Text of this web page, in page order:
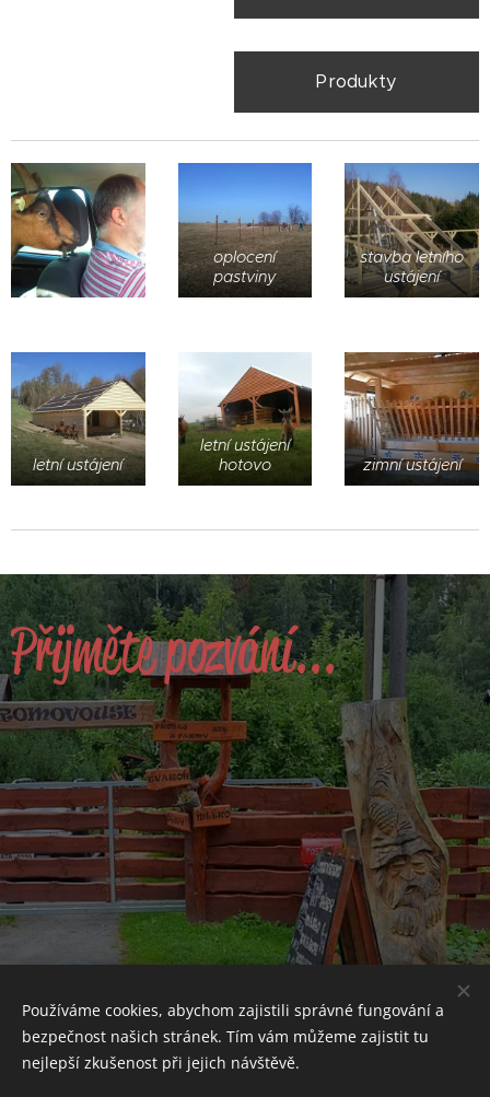
Produkty
oplocení
pastviny
stavba letního
ustájení
letní ustájení
letní ustájení
hotovo
zimní ustájení
Přijměte pozvání...
Používáme cookies, abychom zajistili správné fungování a
bezpečnost našich stránek. Tím vám můžeme zajistit tu
nejlepší zkušenost při jejich návštěvě.